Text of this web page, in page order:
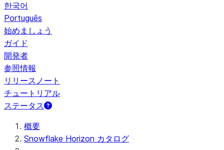
한국어
Português
始めましょう
ガイド
開発者
参照情報
リリースノート
チュートリアル
ステータス
概要
Snowflake Horizon カタログ